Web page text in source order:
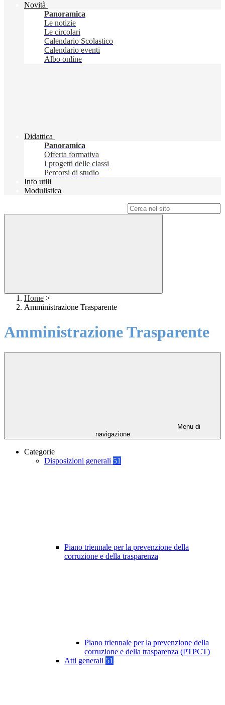
Novità
Panoramica
Le notizie
Le circolari
Calendario Scolastico
Calendario eventi
Albo online
Didattica
Panoramica
Offerta formativa
I progetti delle classi
Percorsi di studio
Info utili
Modulistica
Home >
Amministrazione Trasparente
Amministrazione Trasparente
Menu di
navigazione
Categorie
Disposizioni generali 51
Piano triennale per la prevenzione della
corruzione e della trasparenza
Piano triennale per la prevenzione della
corruzione e della trasparenza (PTPCT)
Atti generali 51